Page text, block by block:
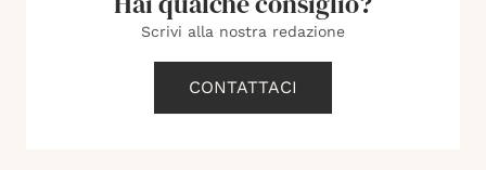
Scrivi alla nostra redazione
CONTATTACI